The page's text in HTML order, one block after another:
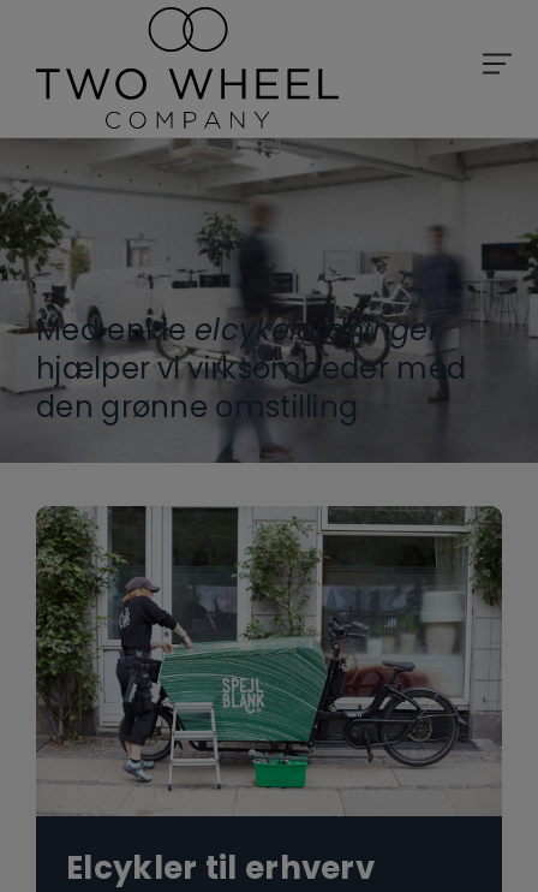
Med enkle elcykelordninger
hjælper vi virksomheder med
den grønne omstilling
Elcykler til erhverv